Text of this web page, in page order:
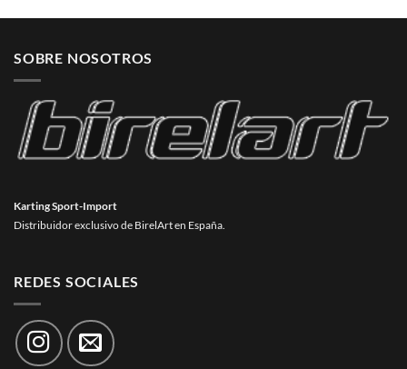
SOBRE NOSOTROS
Karting Sport-Import
Distribuidor exclusivo de BirelArt en España.
REDES SOCIALES